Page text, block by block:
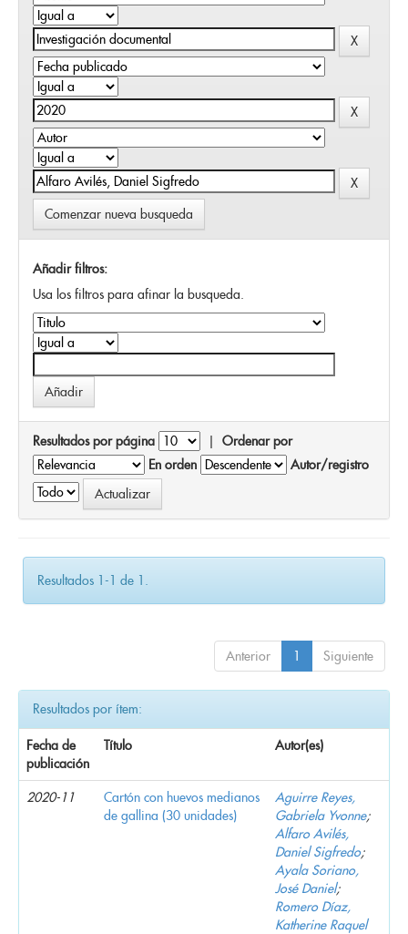
Comenzar nueva busqueda
Añadir filtros:
Usa los filtros para afinar la busqueda.
Resultados por página | Ordenar por
En orden
Autor/registro
Resultados 1-1 de 1.
Anterior 1 Siguiente
Resultados por ítem:
Fecha de
publicación
Título Autor(es)
2020-11
Cartón con huevos medianos
de gallina (30 unidades)
Aguirre Reyes,
Gabriela Yvonne;
Alfaro Avilés,
Daniel Sigfredo;
Ayala Soriano,
José Daniel;
Romero Díaz,
Katherine Raquel